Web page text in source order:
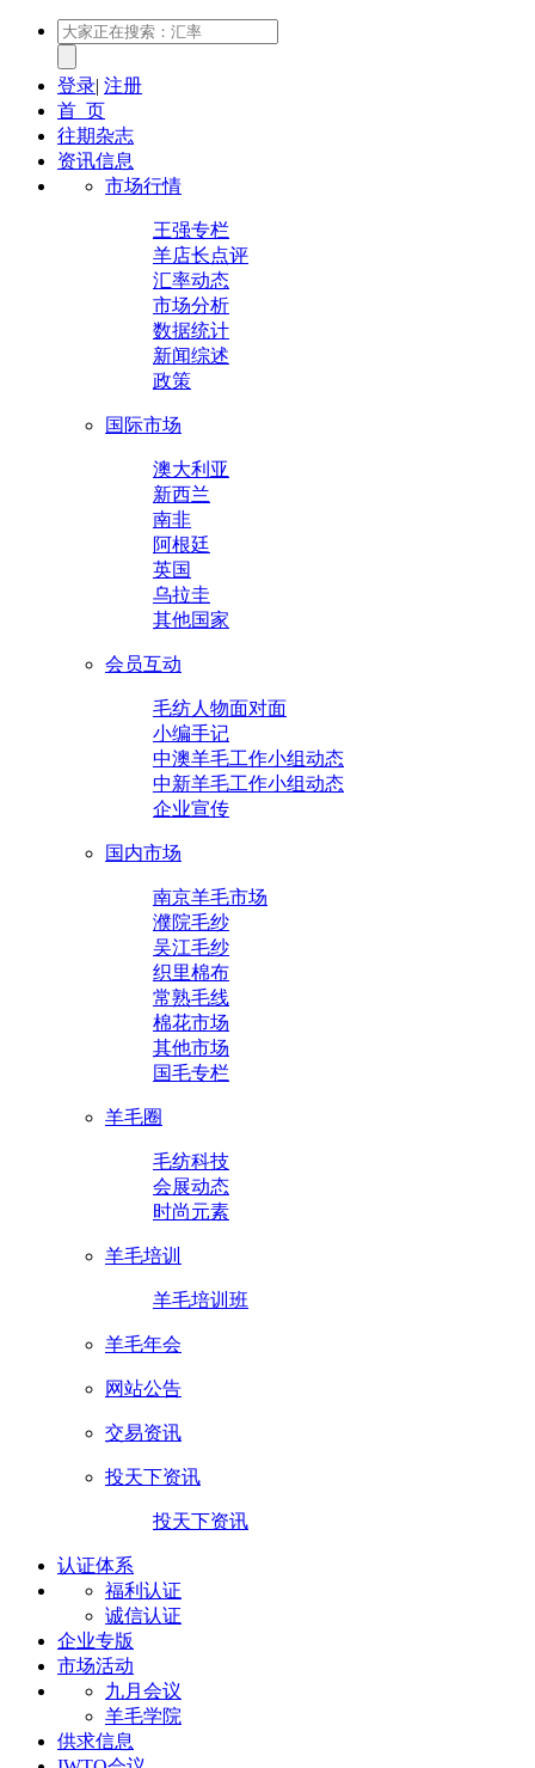
登录| 注册
首 页
往期杂志
资讯信息
市场行情
王强专栏
羊店长点评
汇率动态
市场分析
数据统计
新闻综述
政策
国际市场
澳大利亚
新西兰
南非
阿根廷
英国
乌拉圭
其他国家
会员互动
毛纺人物面对面
小编手记
中澳羊毛工作小组动态
中新羊毛工作小组动态
企业宣传
国内市场
南京羊毛市场
濮院毛纱
吴江毛纱
织里棉布
常熟毛线
棉花市场
其他市场
国毛专栏
羊毛圈
毛纺科技
会展动态
时尚元素
羊毛培训
羊毛培训班
羊毛年会
网站公告
交易资讯
投天下资讯
投天下资讯
认证体系
福利认证
诚信认证
企业专版
市场活动
九月会议
羊毛学院
供求信息